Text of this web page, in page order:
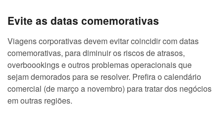
Evite as datas comemorativas
Viagens corporativas devem evitar coincidir com datas
comemorativas, para diminuir os riscos de atrasos,
overboookings e outros problemas operacionais que
sejam demorados para se resolver. Prefira o calendário
comercial (de março a novembro) para tratar dos negócios
em outras regiões.